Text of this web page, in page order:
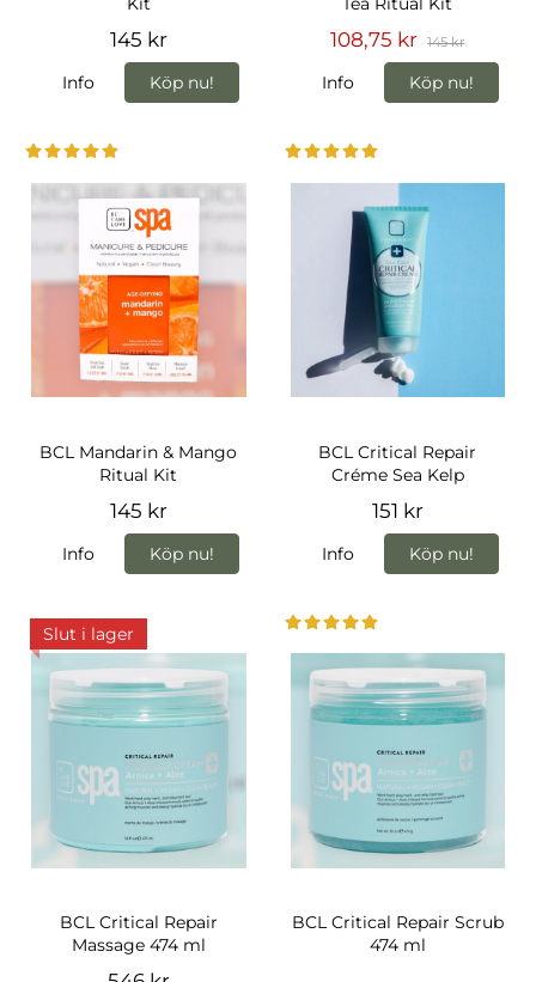
145 kr
Info Köp nu!
108,75 kr 145 kr
Info Köp nu!
BCL Mandarin & Mango
Ritual Kit
145 kr
Info Köp nu!
BCL Critical Repair
Créme Sea Kelp
151 kr
Info Köp nu!
Slut i lager
BCL Critical Repair
Massage 474 ml
BCL Critical Repair Scrub
474 ml